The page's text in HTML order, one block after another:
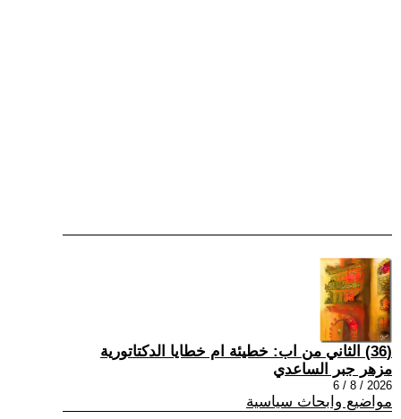
(36) الثاني من اب: خطيئة ام خطايا الدكتاتورية
مزهر جبر الساعدي
2026 / 8 / 6
مواضيع وابحاث سياسية